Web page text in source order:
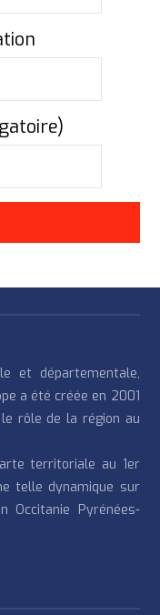
et départementale,
a été créée en 2001
rôle de la région au
territoriale au 1er
telle dynamique sur
Occitanie Pyrénées-